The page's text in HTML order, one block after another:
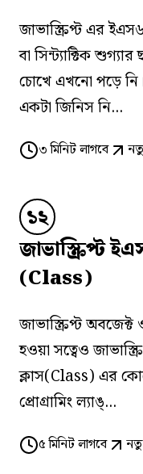
জাভাস্ক্রিপ্ট এর
বা সিন্ট্যাক্টিক
চোখে এখনো পড়ে
একটা জিনিস নি...
৩মিনিট লাগবে
১২
জাভাস্ক্রিপ্ট
(Class)
জাভাস্ক্রিপ্ট অবজেক্ট
হওয়া সত্বেও
ক্লাস(Class) এর
প্রোগ্রামিং ল্যাঙ্...
৫মিনিট লাগবে